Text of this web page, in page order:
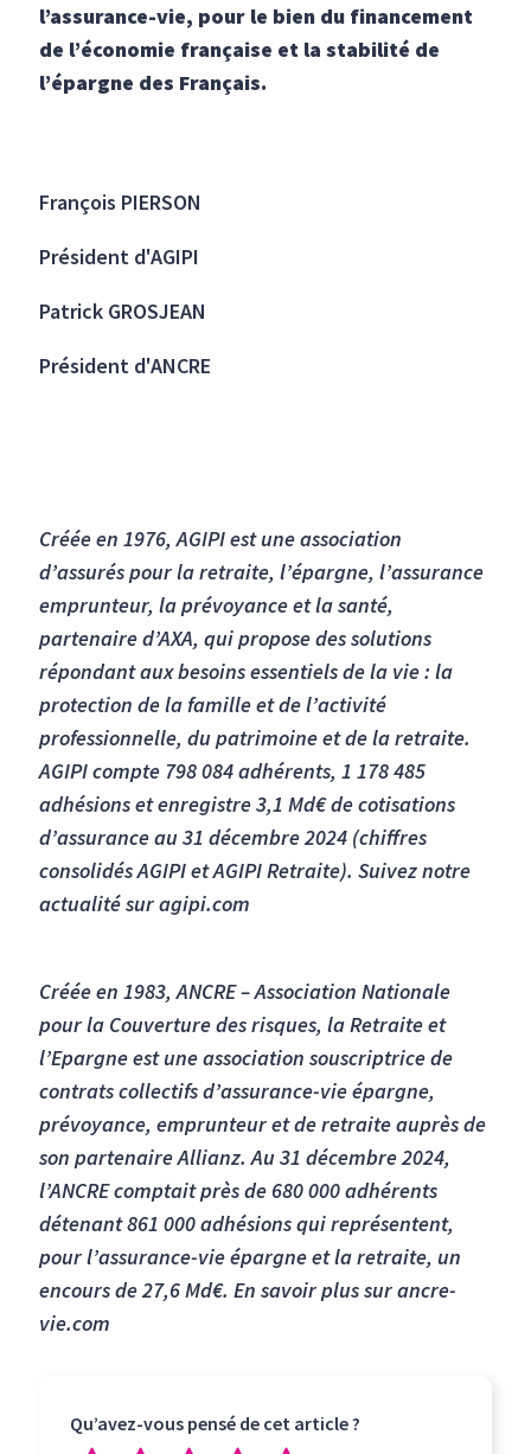
l’assurance-vie, pour le bien du financement
de l’économie française et la stabilité de
l’épargne des Français.
François PIERSON
Président d'AGIPI
Patrick GROSJEAN
Président d'ANCRE
Créée en 1976, AGIPI est une association
d’assurés pour la retraite, l’épargne, l’assurance
emprunteur, la prévoyance et la santé,
partenaire d’AXA, qui propose des solutions
répondant aux besoins essentiels de la vie : la
protection de la famille et de l’activité
professionnelle, du patrimoine et de la retraite.
AGIPI compte 798 084 adhérents, 1 178 485
adhésions et enregistre 3,1 Md€ de cotisations
d’assurance au 31 décembre 2024 (chiffres
consolidés AGIPI et AGIPI Retraite). Suivez notre
actualité sur agipi.com
Créée en 1983, ANCRE – Association Nationale
pour la Couverture des risques, la Retraite et
l’Epargne est une association souscriptrice de
contrats collectifs d’assurance-vie épargne,
prévoyance, emprunteur et de retraite auprès de
son partenaire Allianz. Au 31 décembre 2024,
l’ANCRE comptait près de 680 000 adhérents
détenant 861 000 adhésions qui représentent,
pour l’assurance-vie épargne et la retraite, un
encours de 27,6 Md€. En savoir plus sur ancre-
vie.com
Qu’avez-vous pensé de cet article ?